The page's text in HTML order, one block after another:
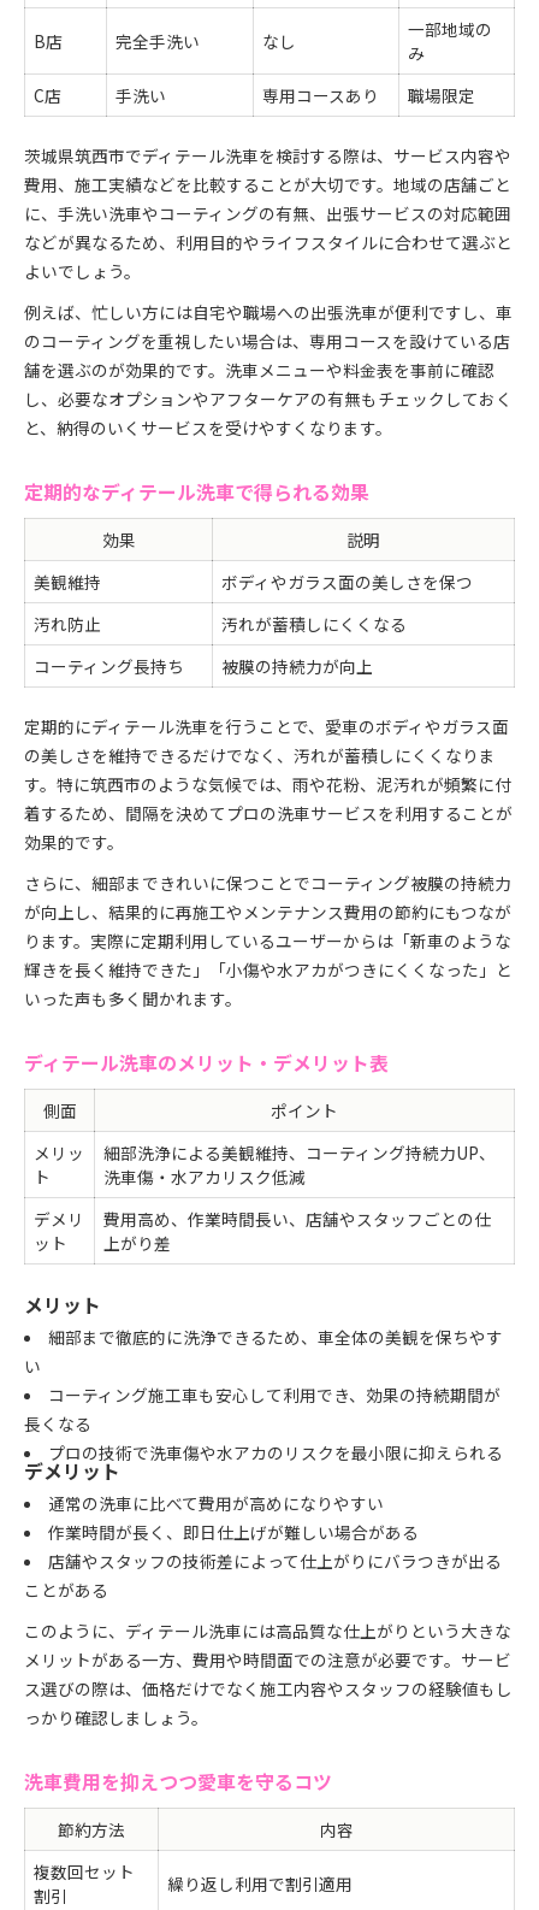
B店 完全手洗い なし
一部地域の
み
C店
手洗い 専用コースあり 職場限定
茨城県筑西市でディテール洗車を検討する際は、サービス内容や
費用、施工実績などを比較することが大切です。地域の店舗ごと
に、手洗い洗車やコーティングの有無、出張サービスの対応範囲
などが異なるため、利用目的やライフスタイルに合わせて選ぶと
よいでしょう。
例えば、忙しい方には自宅や職場への出張洗車が便利ですし、車
のコーティングを重視したい場合は、専用コースを設けている店
舗を選ぶのが効果的です。洗車メニューや料金表を事前に確認
し、必要なオプションやアフターケアの有無もチェックしておく
と、納得のいくサービスを受けやすくなります。
定期的なディテール洗車で得られる効果
効果
説明
美観維持
ボディやガラス面の美しさを保つ
汚れ防止
汚れが蓄積しにくくなる
コーティング長持ち
被膜の持続力が向上
定期的にディテール洗車を行うことで、愛車のボディやガラス面
の美しさを維持できるだけでなく、汚れが蓄積しにくくなりま
す。特に筑西市のような気候では、雨や花粉、泥汚れが頻繁に付
着するため、間隔を決めてプロの洗車サービスを利用することが
効果的です。
さらに、細部まできれいに保つことでコーティング被膜の持続力
が向上し、結果的に再施工やメンテナンス費用の節約にもつなが
ります。実際に定期利用しているユーザーからは「新車のような
輝きを長く維持できた」「小傷や水アカがつきにくくなった」と
いった声も多く聞かれます。
ディテール洗車のメリット・デメリット表
側面
ポイント
メリッ
ト
細部洗浄による美観維持、コーティング持続力UP、
洗車傷・水アカリスク低減
デメリ
ット
費用高め、作業時間長い、店舗やスタッフごとの仕
上がり差
メリット
細部まで徹底的に洗浄できるため、車全体の美観を保ちやす
い
コーティング施工車も安心して利用でき、効果の持続期間が
長くなる
プロの技術で洗車傷や水アカのリスクを最小限に抑えられる
デメリット
通常の洗車に比べて費用が高めになりやすい
作業時間が長く、即日仕上げが難しい場合がある
店舗やスタッフの技術差によって仕上がりにバラつきが出る
ことがある
このように、ディテール洗車には高品質な仕上がりという大きな
メリットがある一方、費用や時間面での注意が必要です。サービ
ス選びの際は、価格だけでなく施工内容やスタッフの経験値もし
っかり確認しましょう。
洗車費用を抑えつつ愛車を守るコツ
節約方法
内容
複数回セット
割引
繰り返し利用で割引適用